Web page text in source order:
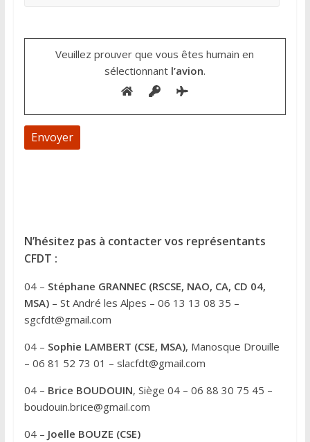
Veuillez prouver que vous êtes humain en
sélectionnantl’avion.
e
r
a
t
i
v
e
N’hésitez pas à contacter vos représentants
CFDT :
04 – Stéphane GRANNEC (RSCSE, NAO, CA, CD 04,
MSA)– St André les Alpes – 06 13 13 08 35 –
sgcfdt@gmail.com
04 – Sophie LAMBERT (CSE, MSA), Manosque Drouille
– 06 81 52 73 01 – slacfdt@gmail.com
04 – Brice BOUDOUIN, Siège 04 – 06 88 30 75 45 –
boudouin.brice@gmail.com
04 – Joelle BOUZE (CSE)